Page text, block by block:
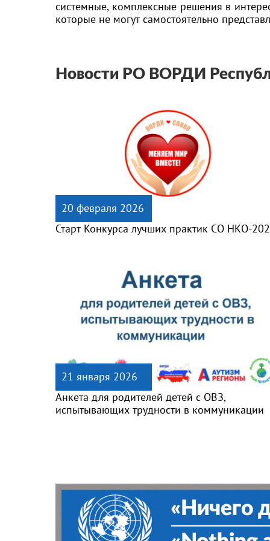
системные, комплексные решения в
которые не могут самостоятельно
Новости РО ВОРДИ
Старт Конкурса лучших практик СО НКО-
20 февраля 2026
Анкета для родителей детей с ОВЗ,
испытывающих трудности в коммуникации
21 января 2026